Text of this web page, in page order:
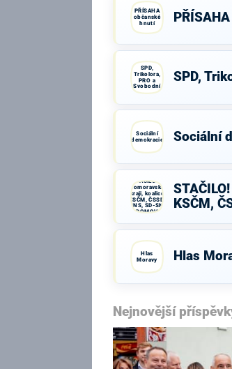
PŘÍSAHA
občanské
hnutí
SPD,
Trikolora,
PRO a
Svobodní
SPD,
Sociální
demokracie
Sociální
STAČILO! v
Jihomoravském
kraji, koalice
KSČM, ČSSD,
ČSNS, SD-SN a
DOMOV
KSČM,
Hlas
Moravy
Hlas
Nejnovější